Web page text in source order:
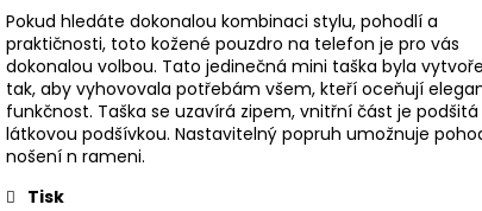
Pokud hledáte dokonalou kombinaci stylu, pohodlí a
praktičnosti, toto kožené pouzdro na telefon je pro vás
dokonalou volbou. Tato jedinečná mini taška byla
tak, aby vyhovovala potřebám všem, kteří oceňují
funkčnost. Taška se uzavírá zipem, vnitřní část je podšitá
látkovou podšívkou. Nastavitelný popruh umožnuje
nošení n rameni.
Tisk